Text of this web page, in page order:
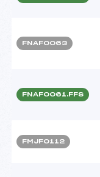
FNAF0063
FNAF0061.FFS
FMJF0112